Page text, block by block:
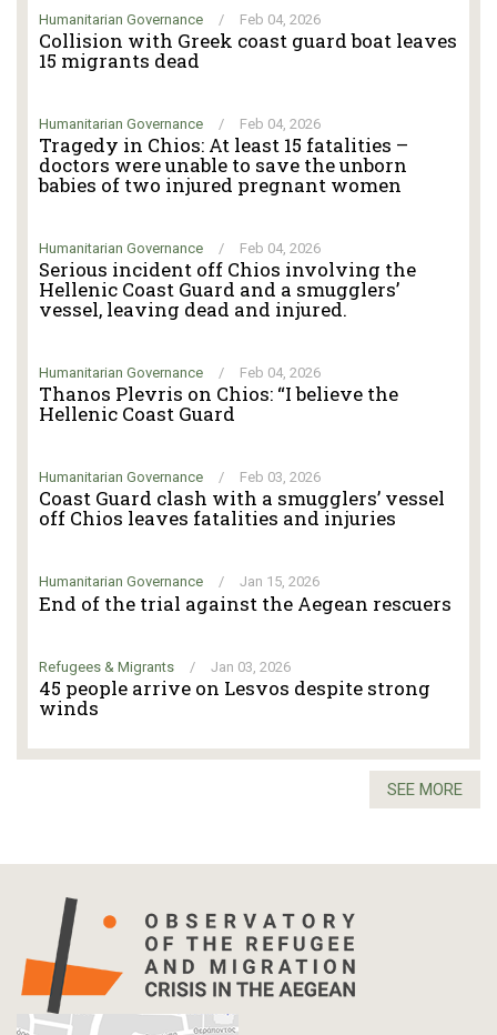
Humanitarian Governance / Feb 04, 2026
Collision with Greek coast guard boat leaves
15 migrants dead
Humanitarian Governance / Feb 04, 2026
Tragedy in Chios: At least 15 fatalities –
doctors were unable to save the unborn
babies of two injured pregnant women
Humanitarian Governance / Feb 04, 2026
Serious incident off Chios involving the
Hellenic Coast Guard and a smugglers’
vessel, leaving dead and injured.
Humanitarian Governance / Feb 04, 2026
Thanos Plevris on Chios: “I believe the
Hellenic Coast Guard
Humanitarian Governance / Feb 03, 2026
Coast Guard clash with a smugglers’ vessel
off Chios leaves fatalities and injuries
Humanitarian Governance / Jan 15, 2026
End of the trial against the Aegean rescuers
Refugees & Migrants / Jan 03, 2026
45 people arrive on Lesvos despite strong
winds
SEE MORE